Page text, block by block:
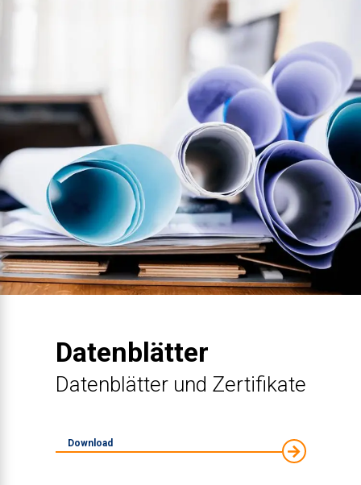
Datenblätter
Datenblätter und Zertifikate
Download